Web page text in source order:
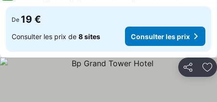
De 19 €
Consulter les prix de 8 sites Consulter les prix
Partager